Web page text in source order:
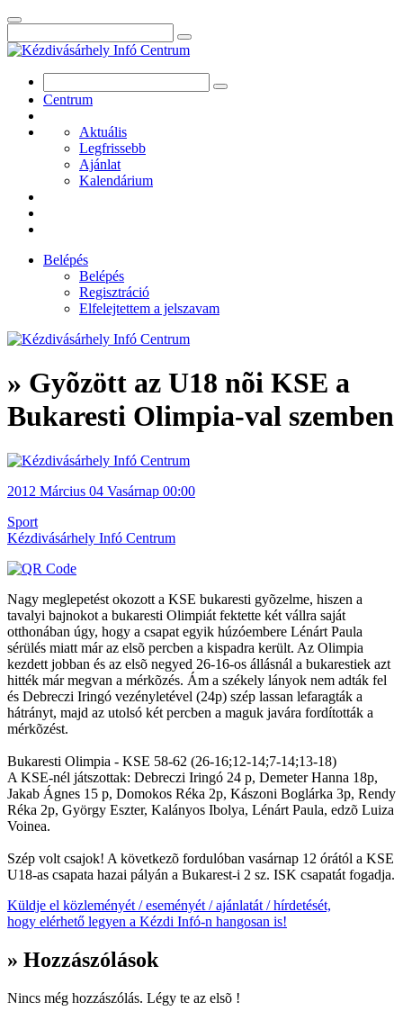
Centrum
Aktuális
Legfrissebb
Ajánlat
Kalendárium
Belépés
Belépés
Regisztráció
Elfelejtettem a jelszavam
» Gyõzött az U18 nõi KSE a
Bukaresti Olimpia-val szemben
2012 Március 04 Vasárnap 00:00
Sport
Kézdivásárhely Infó Centrum
Nagy meglepetést okozott a KSE bukaresti gyõzelme, hiszen a
tavalyi bajnokot a bukaresti Olimpiát fektette két vállra saját
otthonában úgy, hogy a csapat egyik húzóembere Lénárt Paula
sérülés miatt már az elsõ percben a kispadra került. Az Olimpia
kezdett jobban és az elsõ negyed 26-16-os állásnál a bukarestiek azt
hitték már megvan a mérkõzés. Ám a székely lányok nem adták fel
és Debreczi Iringó vezényletével (24p) szép lassan lefaragták a
hátrányt, majd az utolsó két percben a maguk javára fordították a
mérkõzést.
Bukaresti Olimpia - KSE 58-62 (26-16;12-14;7-14;13-18)
A KSE-nél játszottak: Debreczi Iringó 24 p, Demeter Hanna 18p,
Jakab Ágnes 15 p, Domokos Réka 2p, Kászoni Boglárka 3p, Rendy
Réka 2p, György Eszter, Kalányos Ibolya, Lénárt Paula, edzõ Luiza
Voinea.
Szép volt csajok! A következõ fordulóban vasárnap 12 órától a KSE
U18-as csapata hazai pályán a Bukarest-i 2 sz. ISK csapatát fogadja.
Küldje el közleményét / eseményét / ajánlatát / hírdetését,
hogy elérhető legyen a Kézdi Infó-n hangosan is!
» Hozzászólások
Nincs még hozzászólás. Légy te az elsõ !